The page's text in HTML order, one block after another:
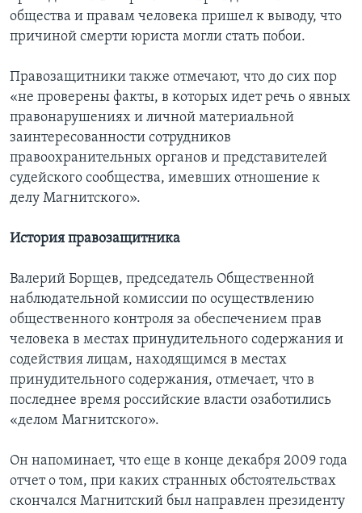
общества и правам человека пришел к выводу, что
причиной смерти юриста могли стать побои.
Правозащитники также отмечают, что до сих пор
«не проверены факты, в которых идет речь о явных
правонарушениях и личной материальной
заинтересованности сотрудников
правоохранительных органов и представителей
судейского сообщества, имевших отношение к
делу Магнитского».
История правозащитника
Валерий Борщев, председатель Общественной
наблюдательной комиссии по осуществлению
общественного контроля за обеспечением прав
человека в местах принудительного содержания и
содействия лицам, находящимся в местах
принудительного содержания, отмечает, что в
последнее время российские власти озаботились
«делом Магнитского».
Он напоминает, что еще в конце декабря 2009 года
отчет о том, при каких странных обстоятельствах
скончался Магнитский был направлен президенту